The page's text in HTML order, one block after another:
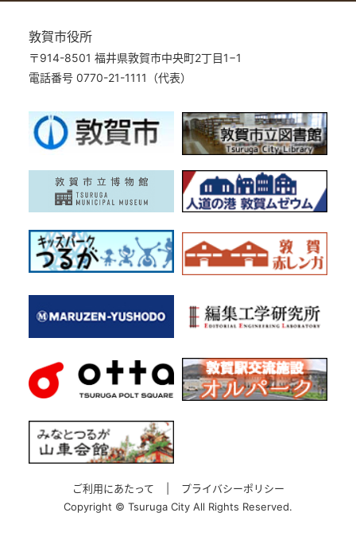
敦賀市役所
〒914-8501 福井県敦賀市中央町2丁目1−1
電話番号 0770-21-1111（代表）
ご利用にあたって
プライバシーポリシー
Copyright © Tsuruga City All Rights Reserved.